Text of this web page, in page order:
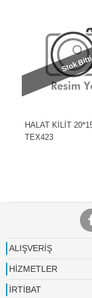
Stok
HALAT KİLİT
TEX423
ALIŞVERİŞ
HİZMETLER
İRTİBAT